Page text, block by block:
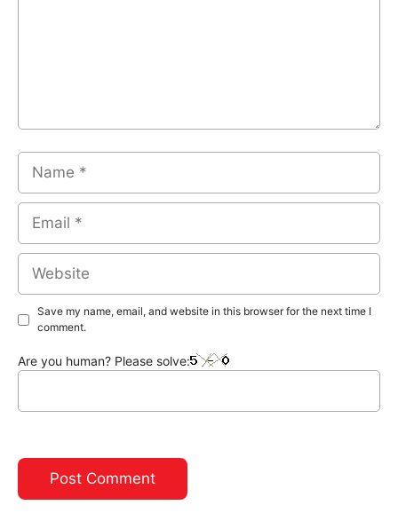
Name
Email
Website
Save my name, email, and website in this browser for the next time I
comment.
Are you human? Please solve: